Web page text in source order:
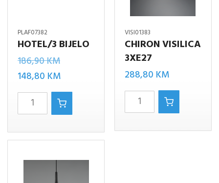
PLAF07382
HOTEL/3 BIJELO
186,90KMIzvorna
cijena
bila
je:
148,80 KMTrenutna
cijena
je:
HOTEL/3
bijelo
količina
VISI01383
CHIRON VISILICA
3XE27
288,80 KM
CHIRON
VISILICA
3XE27